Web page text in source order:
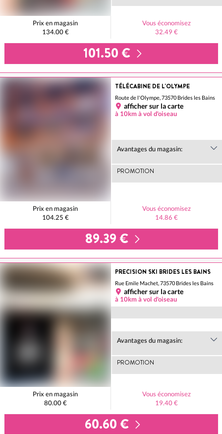
Prix en magasin
134.00 €
Vous économisez
32.49 €
101.50 €
TÉLÉCABINE DE L'OLYMPE
Route de l'Olympe, 73570 Brides les Bains
afficher sur la carte
à 10km à vol d'oiseau
Avantages du magasin:
PROMOTION
Prix en magasin
104.25 €
Vous économisez
14.86 €
89.39 €
PRECISION SKI BRIDES LES BAINS
Rue Emile Machet, 73570 Brides les Bains
afficher sur la carte
à 10km à vol d'oiseau
Avantages du magasin:
PROMOTION
Prix en magasin
80.00 €
Vous économisez
19.40 €
60.60 €